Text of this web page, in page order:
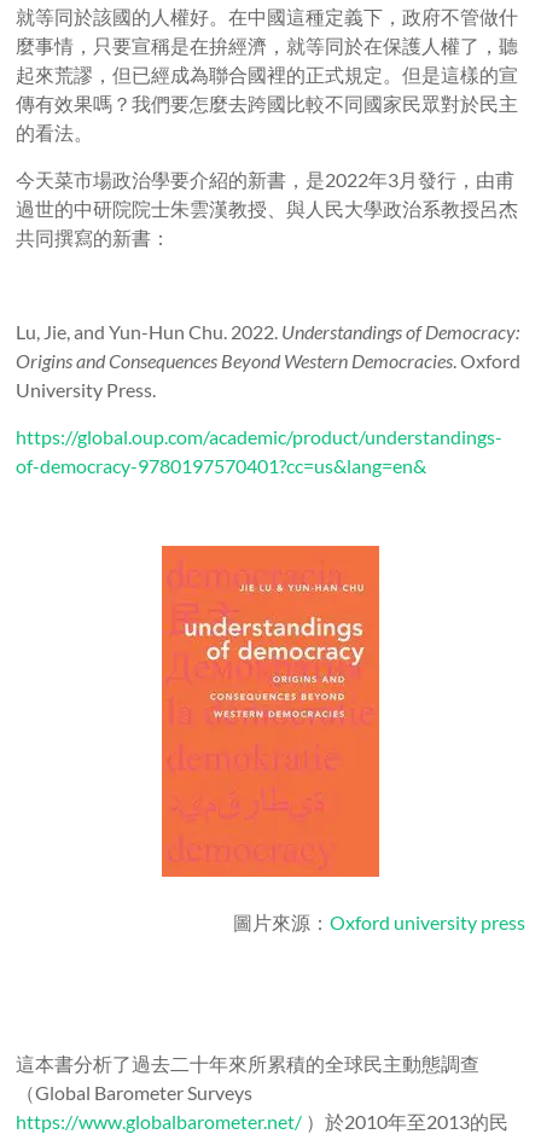
就等同於該國的人權好。在中國這種定義下，政府不管做什
麼事情，只要宣稱是在拚經濟，就等同於在保護人權了，聽
起來荒謬，但已經成為聯合國裡的正式規定。但是這樣的宣
傳有效果嗎？我們要怎麼去跨國比較不同國家民眾對於民主
的看法。
今天菜市場政治學要介紹的新書，是2022年3 月發行，由甫
過世的中研院院士朱雲漢教授、與人民大學政治系教授呂杰
共同撰寫的新書：
Lu, Jie, and Yun-Hun Chu. 2022. Understandings of Democracy:
Origins and Consequences Beyond Western Democracies . Oxford
University Press.
https://global.oup.com/academic/product/understandings-
of-democracy-9780197570401?cc=us&lang=en&
圖片來源： Oxford university press
這本書分析了過去二十年來所累積的全球民主動態調查
（Global Barometer Surveys
https://www.globalbarometer.net/ ）於2010年至2013的民